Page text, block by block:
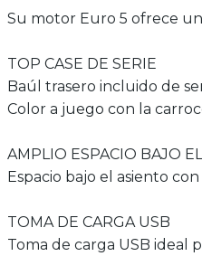
Su motor Euro 5 ofrece
TOP CASE DE SERIE
Baúl trasero incluido de
Color a juego con la
AMPLIO ESPACIO BAJO
Espacio bajo el asiento
TOMA DE CARGA USB
Toma de carga USB ideal